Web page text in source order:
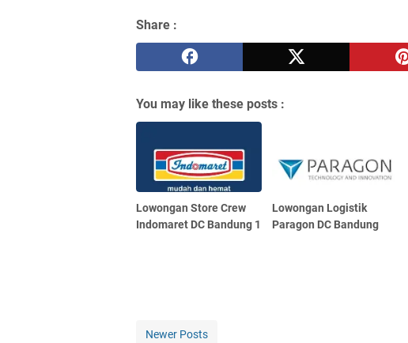
Share :
You may like these posts :
Lowongan Store Crew
Indomaret DC Bandung 1
Lowongan Logistik
Paragon DC Bandung
Newer Posts